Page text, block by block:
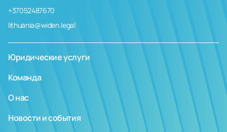
+37052487670
lithuania@widen.legal
Юридические услуги
Команда
О нас
Новости и события